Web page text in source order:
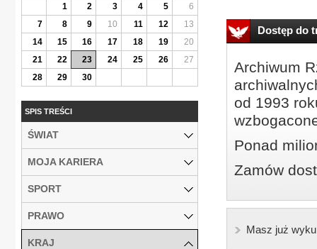
Dostęp do
Archiwum
od 1993
Ponad
Zamów
Masz już
1
2 3 4 5
6
7
8 9 10 11 12
13
14
15 16 17 18 19
20
21
22 23 24 25 26
27
28
29 30
SPIS TREŚCI
ŚWIAT
MOJA KARIERA
SPORT
PRAWO
KRAJ